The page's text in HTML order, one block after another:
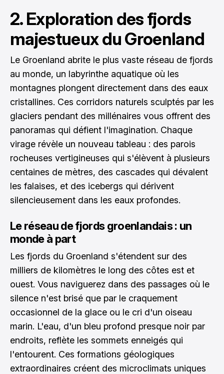
2. Exploration des fjords
majestueux du Groenland
Le Groenland abrite le plus vaste réseau de fjords
au monde, un labyrinthe aquatique où les
montagnes plongent directement dans des eaux
cristallines. Ces corridors naturels sculptés par les
glaciers pendant des millénaires vous offrent des
panoramas qui défient l'imagination. Chaque
virage révèle un nouveau tableau : des parois
rocheuses vertigineuses qui s'élèvent à plusieurs
centaines de mètres, des cascades qui dévalent
les falaises, et des icebergs qui dérivent
silencieusement dans les eaux profondes.
Le réseau de fjords groenlandais : un
monde à part
Les fjords du Groenland s'étendent sur des
milliers de kilomètres le long des côtes est et
ouest. Vous naviguerez dans des passages où le
silence n'est brisé que par le craquement
occasionnel de la glace ou le cri d'un oiseau
marin. L'eau, d'un bleu profond presque noir par
endroits, reflète les sommets enneigés qui
l'entourent. Ces formations géologiques
extraordinaires créent des microclimats uniques